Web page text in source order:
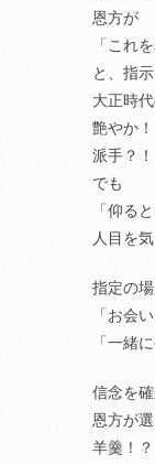
恩方が
「これ
と、指示
大正時
艶やか！
派手？！
でも
「仰る
人目を
指定の場
「お会
「一緒
信念を
恩方が
羊羹！？